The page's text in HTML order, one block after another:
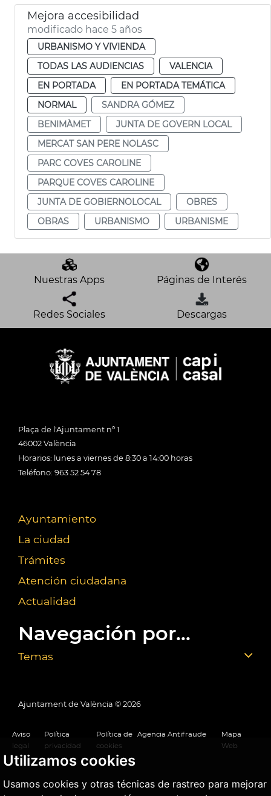
Utilizamos cookies
Usamos cookies y otras técnicas de rastreo para mejorar
Mejora accesibilidad
modificado hace 5 años
URBANISMO Y VIVIENDA
TODAS LAS AUDIENCIAS
VALENCIA
EN PORTADA
EN PORTADA TEMÁTICA
NORMAL
SANDRA GÓMEZ
BENIMÀMET
JUNTA DE GOVERN LOCAL
MERCAT SAN PERE NOLASC
PARC COVES CAROLINE
PARQUE COVES CAROLINE
JUNTA DE GOBIERNOLOCAL
OBRES
OBRAS
URBANISMO URBANISME
Nuestras Apps Páginas de Interés
Redes Sociales Descargas
Plaça de l'Ajuntament nº 1
46002 València
Horarios: lunes a viernes de 8:30 a 14:00 horas
Teléfono: 963 52 54 78
Ayuntamiento
La ciudad
Trámites
Atención ciudadana
Actualidad
Navegación por...
Temas
Ajuntament de València © 2026
Aviso
legal
Política
privacidad
Política de
cookies
Agencia Antifraude
Mapa
Web